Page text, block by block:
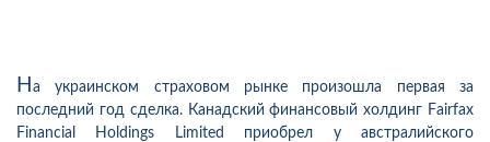
Н а украинском страховом рынке произошла первая за
последний год сделка. Канадский финансовый холдинг Fаirfax
Financial Holdings Limited приобрел у австралийского